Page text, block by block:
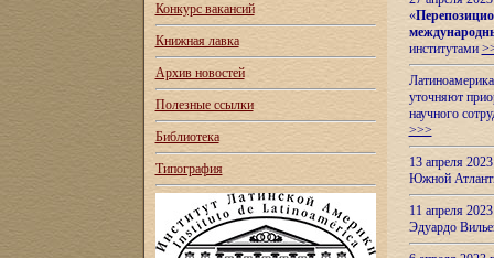
Конкурс вакансий
Книжная лавка
Архив новостей
Полезные ссылки
Библиотека
Типография
«
институтами
уточняют
научного
>>>
13 апреля
Южной
11 апреля
Эдуардо